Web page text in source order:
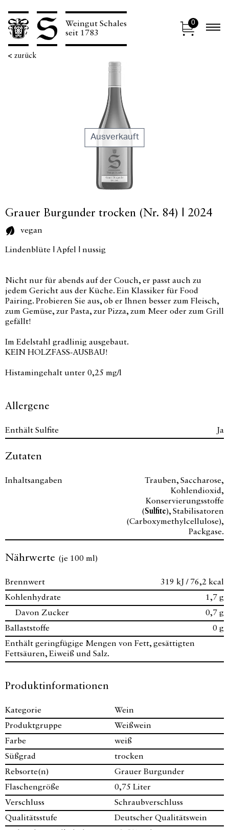
Weingut Schales
seit 1783
0
< zurück
Ausverkauft
Grauer Burgunder trocken (Nr. 84) | 2024
vegan
Lindenblüte | Apfel | nussig
Nicht nur für abends auf der Couch, er passt auch zu
jedem Gericht aus der Küche. Ein Klassiker für Food
Pairing. Probieren Sie aus, ob er Ihnen besser zum Fleisch,
zum Gemüse, zur Pasta, zur Pizza, zum Meer oder zum Grill
gefällt!
Im Edelstahl gradlinig ausgebaut.
KEIN HOLZFASS-AUSBAU!
Histamingehalt unter 0,25 mg/l
Allergene
Enthält Sulfite Ja
Zutaten
Inhaltsangaben
Trauben, Saccharose,
Kohlendioxid,
Konservierungsstoffe
(Sulfite), Stabilisatoren
(Carboxymethylcellulose),
Packgase.
Nährwerte (je 100 ml)
Brennwert
319 kJ / 76,2 kcal
Kohlenhydrate
1,7 g
Davon Zucker
0,7 g
Ballaststoffe
0 g
Enthält geringfügige Mengen von Fett, gesättigten
Fettsäuren, Eiweiß und Salz.
Produktinformationen
Kategorie
Wein
Produktgruppe
Weißwein
Farbe
weiß
Süßgrad
trocken
Rebsorte(n)
Grauer Burgunder
Flaschengröße
0,75 Liter
Verschluss
Schraubverschluss
Qualitätsstufe
Deutscher Qualitätswein